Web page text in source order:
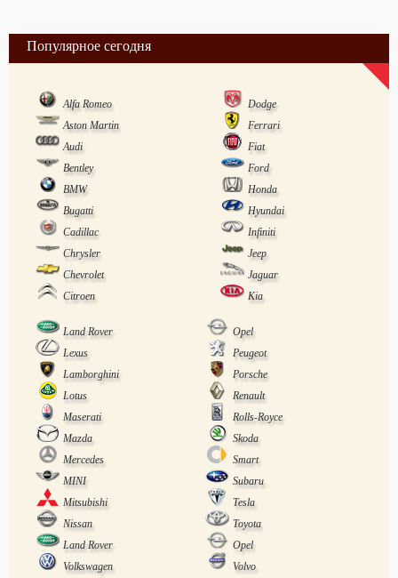
Популярное сегодня
Alfa Romeo
Dodge
Aston Martin
Ferrari
Audi
Fiat
Bentley
Ford
BMW
Honda
Bugatti
Hyundai
Cadillac
Infiniti
Chrysler
Jeep
Chevrolet
Jaguar
Citroen
Kia
Land Rover
Opel
Lexus
Peugeot
Lamborghini
Porsche
Lotus
Renault
Maserati
Rolls-Royce
Mazda
Skoda
Mercedes
Smart
MINI
Subaru
Mitsubishi
Tesla
Nissan
Toyota
Land Rover
Opel
Volkswagen
Volvo